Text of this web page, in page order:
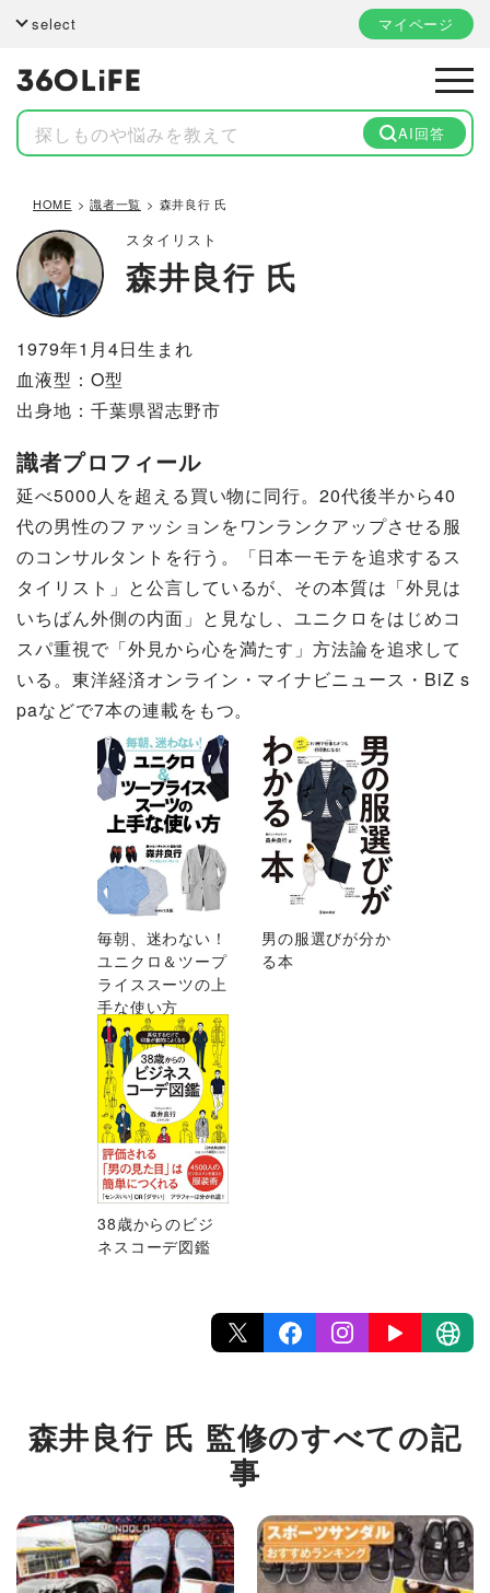
select マイページ
AI回答
HOME 識者一覧 森井良行 氏
スタイリスト
森井良行 氏
1979年1月4日生まれ
血液型：O型
出身地：千葉県習志野市
識者プロフィール
延べ5000人を超える買い物に同行。20代後半から40
代の男性のファッションをワンランクアップさせる服
のコンサルタントを行う。「日本一モテを追求するス
タイリスト」と公言しているが、その本質は「外見は
いちばん外側の内面」と見なし、ユニクロをはじめコ
スパ重視で「外見から心を満たす」方法論を追求して
いる。東洋経済オンライン・マイナビニュース・BiZ s
paなどで7本の連載をもつ。
毎朝、迷わない！
ユニクロ＆ツープ
ライススーツの上
手な使い方
男の服選びが分か
る本
38歳からのビジ
ネスコーデ図鑑
森井良行 氏 監修のすべての記
事